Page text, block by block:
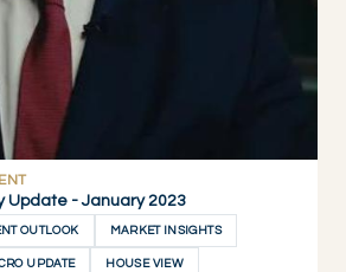
Update - January 2023
OUTLOOK MARKET INSIGHTS
UPDATE HOUSE VIEW